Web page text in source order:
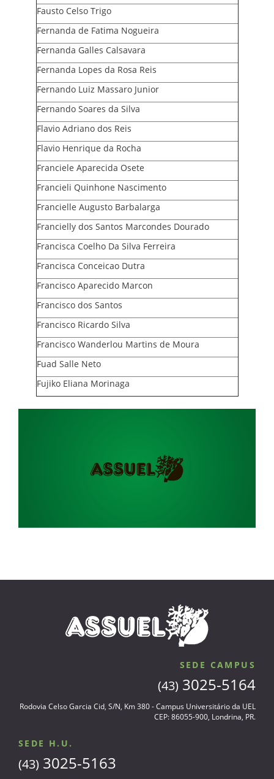
Fausto Celso Trigo
Fernanda de Fatima Nogueira
Fernanda Galles Calsavara
Fernanda Lopes da Rosa Reis
Fernando Luiz Massaro Junior
Fernando Soares da Silva
Flavio Adriano dos Reis
Flavio Henrique da Rocha
Franciele Aparecida Osete
Francieli Quinhone Nascimento
Francielle Augusto Barbalarga
Francielly dos Santos Marcondes Dourado
Francisca Coelho Da Silva Ferreira
Francisca Conceicao Dutra
Francisco Aparecido Marcon
Francisco dos Santos
Francisco Ricardo Silva
Francisco Wanderlou Martins de Moura
Fuad Salle Neto
Fujiko Eliana Morinaga
SEDE CAMPUS
(43) 3025-5164
Rodovia Celso Garcia Cid, S/N, Km 380 - Campus Universitário da UEL
CEP: 86055-900, Londrina, PR.
SEDE H.U.
(43) 3025-5163